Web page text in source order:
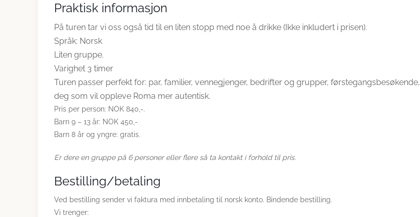
Praktisk informasjon
På turen tar vi oss også tid til en liten stopp med noe å drikke (Ikke inkludert i prisen).
Språk: Norsk
Liten gruppe.
Varighet 3 timer
Turen passer perfekt for: par, familier, vennegjenger, bedrifter og grupper, førstegangsbesøkende,
deg som vil oppleve Roma mer autentisk.
Pris per person: NOK 840,-.
Barn 9 – 13 år: NOK 450,-
Barn 8 år og yngre: gratis.
Er dere en gruppe på 6 personer eller flere så ta kontakt i forhold til pris.
Bestilling/betaling
Ved bestilling sender vi faktura med innbetaling til norsk konto. Bindende bestilling.
Vi trenger: